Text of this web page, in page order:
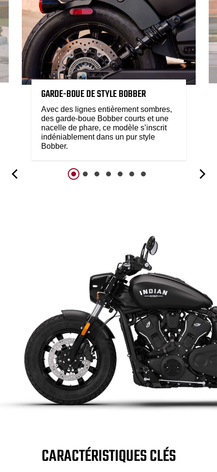
GARDE-BOUE DE STYLE BOBBER
Avec des lignes entièrement sombres,
des garde-boue Bobber courts et une
nacelle de phare, ce modèle s’inscrit
indéniablement dans un pur style
Bobber.
CARACTÉRISTIQUES CLÉS